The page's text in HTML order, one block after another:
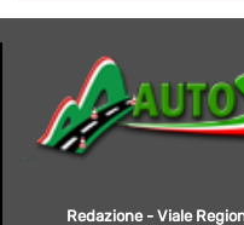
Redazione - Viale